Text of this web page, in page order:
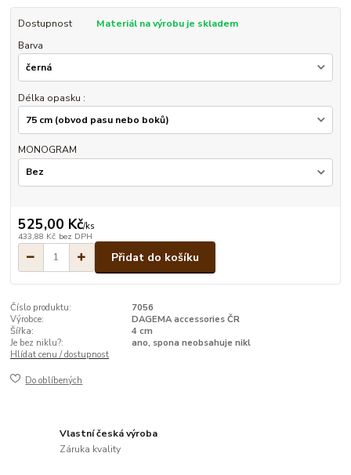
Dostupnost
Materiál na výrobu je skladem
Barva
Délka opasku :
MONOGRAM
525,00 Kč/ks
433,88 Kč bez DPH
Přidat do košíku
Číslo produktu:
7056
Výrobce:
DAGEMA accessories ČR
Šířka:
4 cm
Je bez niklu?:
ano, spona neobsahuje nikl
Hlídat cenu / dostupnost
Do oblíbených
Vlastní česká výroba
Záruka kvality